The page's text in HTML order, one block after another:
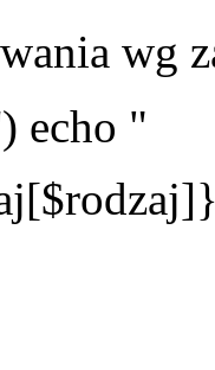
wg
echo "